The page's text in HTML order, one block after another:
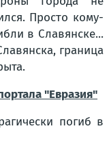
Просто кому-
в Славянске...
граница
"Евразия"
погиб в